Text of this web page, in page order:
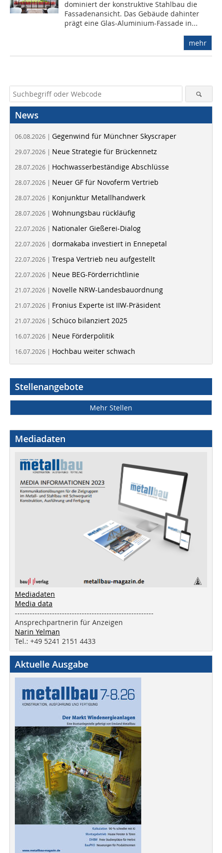
dominiert der konstruktive Stahlbau die
Fassadenansicht. Das Gebäude dahinter
prägt eine Glas-Aluminium-Fassade in...
mehr
News
06.08.2026 | Gegenwind für Münchner Skyscraper
29.07.2026 | Neue Strategie für Brückennetz
28.07.2026 | Hochwasserbeständige Abschlüsse
28.07.2026 | Neuer GF für Novoferm Vertrieb
28.07.2026 | Konjunktur Metallhandwerk
28.07.2026 | Wohnungsbau rückläufig
22.07.2026 | Nationaler Gießerei-Dialog
22.07.2026 | dormakaba investiert in Ennepetal
22.07.2026 | Trespa Vertrieb neu aufgestellt
22.07.2026 | Neue BEG-Förderrichtlinie
21.07.2026 | Novelle NRW-Landesbauordnung
21.07.2026 | Fronius Experte ist IIW-Präsident
21.07.2026 | Schüco bilanziert 2025
16.07.2026 | Neue Förderpolitik
16.07.2026 | Hochbau weiter schwach
Stellenangebote
Mehr Stellen
Mediadaten
Mediadaten
Media data
--------------------------------------------------------
Ansprechpartnerin für Anzeigen
Narin Yelman
Tel.: +49 5241 2151 4433
Aktuelle Ausgabe